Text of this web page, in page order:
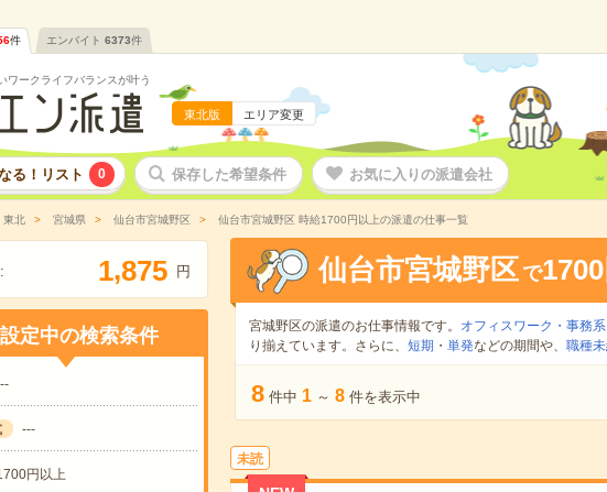
件 エンバイト 6373件
ワークライフバランスが叶う
東北版 エリア変更
る！リスト 0 保存した希望条件 お気に入りの派遣会社
東北 宮城県 仙台市宮城野区 仙台市宮城野区 時給1700円以上の派遣の仕事一覧
1,875 円
設定中の検索条件
---
円以上
仙台市宮城野区 で
宮城野区の派遣のお仕事情報です。 オフィスワーク・事務系
り揃えています。さらに、 短期 ・ 単発などの期間や、 職種
8 件中 1 ～ 8 件を表示中
未読